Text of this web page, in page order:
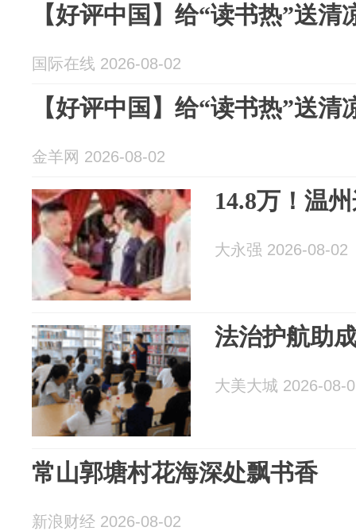
【好评中国】给“读书热”送
国际在线 2026-08-02
【好评中国】给“读书热”送
金羊网 2026-08-02
14.8万！温
大永强 2026-08-02
法治护航助
大美大城 2026-08-
常山郭塘村花海深处飘书香
新浪财经 2026-08-02